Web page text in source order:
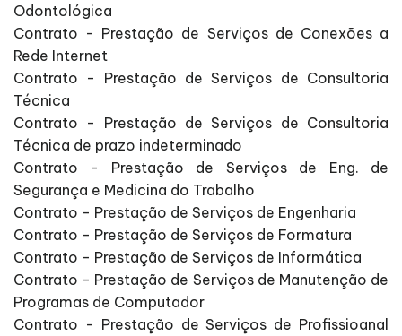
Odontológica
Contrato - Prestação de Serviços de Conexões a
Rede Internet
Contrato - Prestação de Serviços de Consultoria
Técnica
Contrato - Prestação de Serviços de Consultoria
Técnica de prazo indeterminado
Contrato - Prestação de Serviços de Eng. de
Segurança e Medicina do Trabalho
Contrato - Prestação de Serviços de Engenharia
Contrato - Prestação de Serviços de Formatura
Contrato - Prestação de Serviços de Informática
Contrato - Prestação de Serviços de Manutenção de
Programas de Computador
Contrato - Prestação de Serviços de Profissioanal